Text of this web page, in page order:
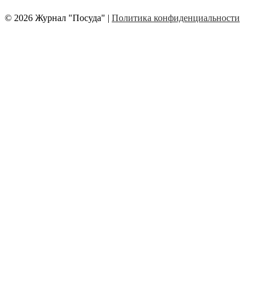
© 2026 Журнал "Посуда" | Политика конфиденциальности